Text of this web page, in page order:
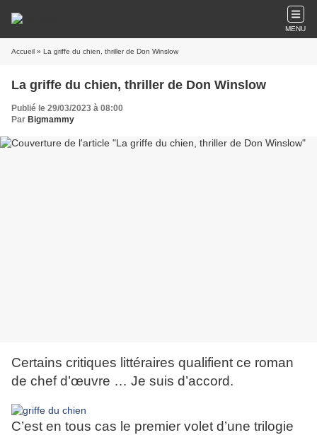
MENU
Accueil » La griffe du chien, thriller de Don Winslow
La griffe du chien, thriller de Don Winslow
Publié le 29/03/2023 à 08:00
Par Bigmammy
Certains critiques littéraires qualifient ce roman
de chef d’œuvre … Je suis d’accord.
C’est en tous cas le premier volet d’une trilogie